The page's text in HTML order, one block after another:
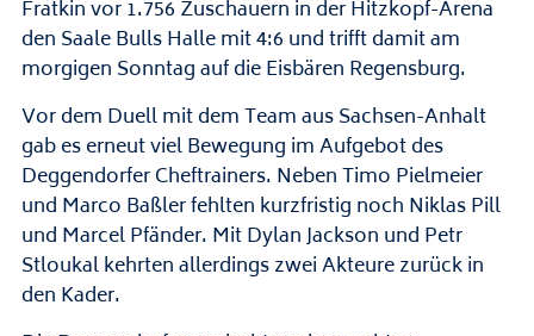
Fratkin vor 1.756 Zuschauern in der Hitzkopf-Arena
den Saale Bulls Halle mit 4:6 und trifft damit am
morgigen Sonntag auf die Eisbären Regensburg.
Vor dem Duell mit dem Team aus Sachsen-Anhalt
gab es erneut viel Bewegung im Aufgebot des
Deggendorfer Cheftrainers. Neben Timo Pielmeier
und Marco Baßler fehlten kurzfristig noch Niklas Pill
und Marcel Pfänder. Mit Dylan Jackson und Petr
Stloukal kehrten allerdings zwei Akteure zurück in
den Kader.